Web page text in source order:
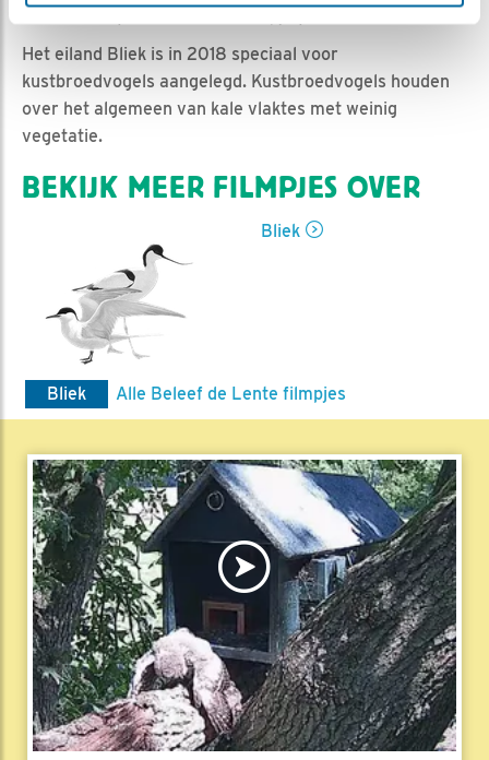
Het eiland Bliek is in 2018 speciaal voor
kustbroedvogels aangelegd. Kustbroedvogels houden
over het algemeen van kale vlaktes met weinig
vegetatie.
BEKIJK MEER FILMPJES OVER
Bliek
Bliek Alle Beleef de Lente filmpjes